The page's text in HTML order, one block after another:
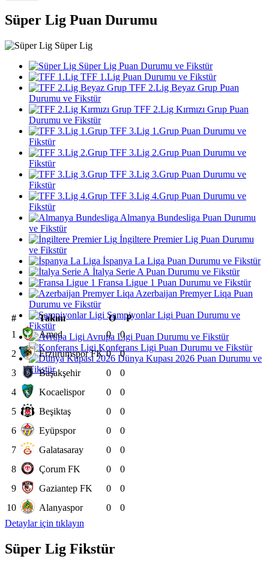
Süper Lig Puan Durumu
Süper Lig
Süper Lig Puan Durumu ve Fikstür
TFF 1.Lig Puan Durumu ve Fikstür
TFF 2.Lig Beyaz Grup Puan
Durumu ve Fikstür
TFF 2.Lig Kırmızı Grup Puan
Durumu ve Fikstür
TFF 3.Lig 1.Grup Puan Durumu ve
Fikstür
TFF 3.Lig 2.Grup Puan Durumu ve
Fikstür
TFF 3.Lig 3.Grup Puan Durumu ve
Fikstür
TFF 3.Lig 4.Grup Puan Durumu ve
Fikstür
Almanya Bundesliga Puan Durumu
ve Fikstür
İngiltere Premier Lig Puan Durumu
ve Fikstür
İspanya La Liga Puan Durumu ve Fikstür
İtalya Serie A Puan Durumu ve Fikstür
Fransa Ligue 1 Puan Durumu ve Fikstür
Azerbaijan Premyer Liqa Puan
Durumu ve Fikstür
Şampiyonlar Ligi Puan Durumu ve
Fikstür
Avrupa Ligi Puan Durumu ve Fikstür
Konferans Ligi Puan Durumu ve Fikstür
Dünya Kupası 2026 Puan Durumu ve
Fikstür
# Takım O
P
1
Amed 0
0
2
Erzurumspor FK 0
0
3
Başakşehir 0
0
4
Kocaelispor 0
0
5
Beşiktaş 0
0
6
Eyüpspor 0
0
7
Galatasaray 0
0
8
Çorum FK 0
0
9
Gaziantep FK 0
0
10
Alanyaspor 0
0
Detaylar için tıklayın
Süper Lig Fikstür